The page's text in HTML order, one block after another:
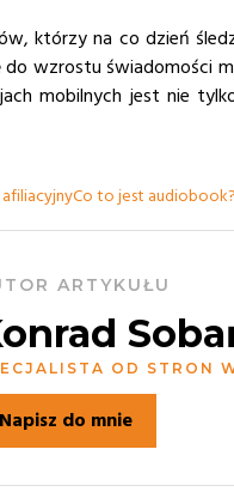
którzy na co dzień
wzrostu świadomości
mobilnych jest nie
Co to jest audiobook?
ARTYKUŁU
OD STRON
Napisz do mnie